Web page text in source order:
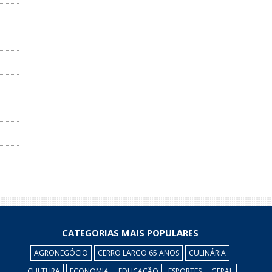
CATEGORIAS MAIS POPULARES
AGRONEGÓCIO CERRO LARGO 65 ANOS
CULINÁRIA